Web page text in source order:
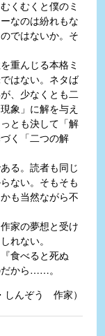
くむくと僕のミ
なのは紛れもな
ではないか。そ
重んじる本格ミ
はない。ネタば
、少なくとも二
象」に解を与え
とも決して「解
く「二つの解
る。読者も同じ
ない。そもそも
も当然ながら不
家の夢想と受け
れない。
食べると死ぬ
から……。
しんぞう 作家）